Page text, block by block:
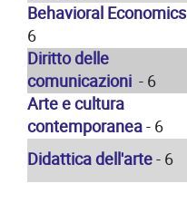
Behavioral Economics
6
Diritto delle
comunicazioni - 6
Arte e cultura
contemporanea- 6
Didattica dell'arte- 6